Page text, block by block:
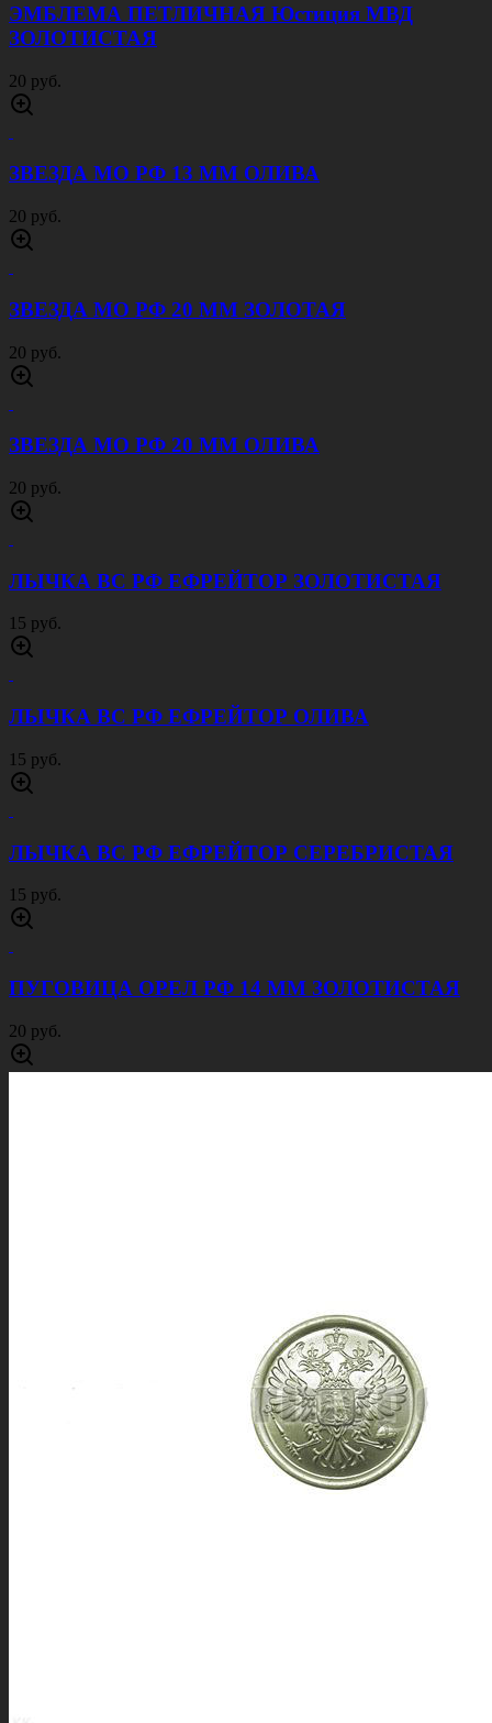
ЭМБЛЕМА ПЕТЛИЧНАЯ Юстиция МВД
ЗОЛОТИСТАЯ
20 руб.
ЗВЕЗДА МО РФ 13 ММ ОЛИВА
20 руб.
ЗВЕЗДА МО РФ 20 ММ ЗОЛОТАЯ
20 руб.
ЗВЕЗДА МО РФ 20 ММ ОЛИВА
20 руб.
ЛЫЧКА ВС РФ ЕФРЕЙТОР ЗОЛОТИСТАЯ
15 руб.
ЛЫЧКА ВС РФ ЕФРЕЙТОР ОЛИВА
15 руб.
ЛЫЧКА ВС РФ ЕФРЕЙТОР СЕРЕБРИСТАЯ
15 руб.
ПУГОВИЦА ОРЕЛ РФ 14 ММ ЗОЛОТИСТАЯ
20 руб.